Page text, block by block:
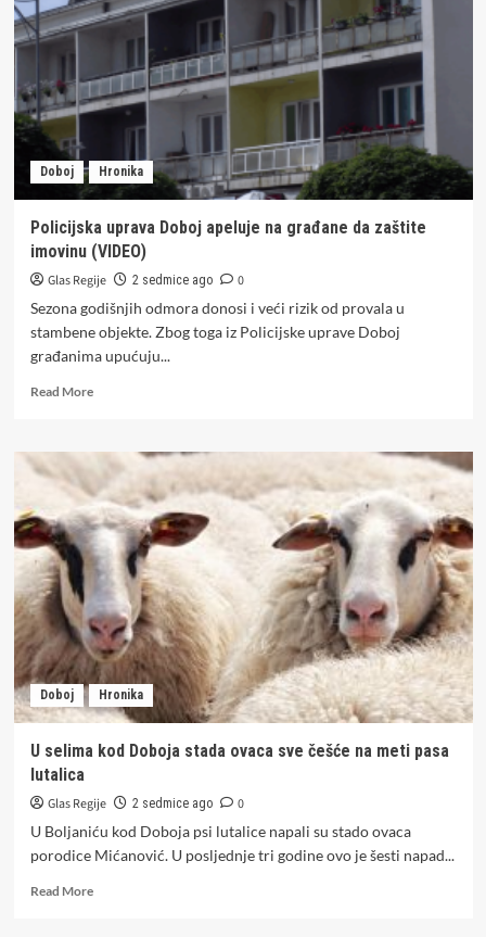
U
Doboju
oduzet
luskuzni
Doboj Hronika
Policijska uprava Doboj apeluje na građane da zaštite
imovinu (VIDEO)
Glas Regije 2 sedmice ago
0
Sezona godišnjih odmora donosi i veći rizik od provala u
stambene objekte. Zbog toga iz Policijske uprave Doboj
građanima upućuju...
Read MoreRead
Policijska
uprava
Doboj
apeluje
na
građane
da
zaštite
imovinu
(VIDEO)
Doboj Hronika
U selima kod Doboja stada ovaca sve češće na meti pasa
lutalica
Glas Regije 2 sedmice ago
0
U Boljaniću kod Doboja psi lutalice napali su stado ovaca
porodice Mićanović. U posljednje tri godine ovo je šesti napad...
Read MoreRead